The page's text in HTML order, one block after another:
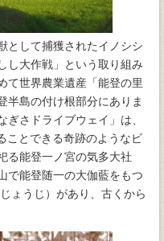
として捕獲されたイノシシ
し大作戦」という取り組み
て世界農業遺産「能登の里
半島の付け根部分にありま
さドライブウェイ」は、
ことできる奇跡のようなビ
る能登一ノ宮の気多大社
で能登随一の大伽藍をもつ
ょうじ）があり、古くから